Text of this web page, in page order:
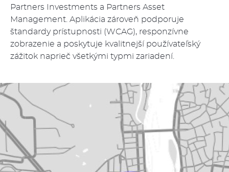
Partners Investments a Partners Asset
Management. Aplikácia zároveň podporuje
štandardy prístupnosti (WCAG), responzívne
zobrazenie a poskytuje kvalitnejší používateľský
zážitok naprieč všetkými typmi zariadení.